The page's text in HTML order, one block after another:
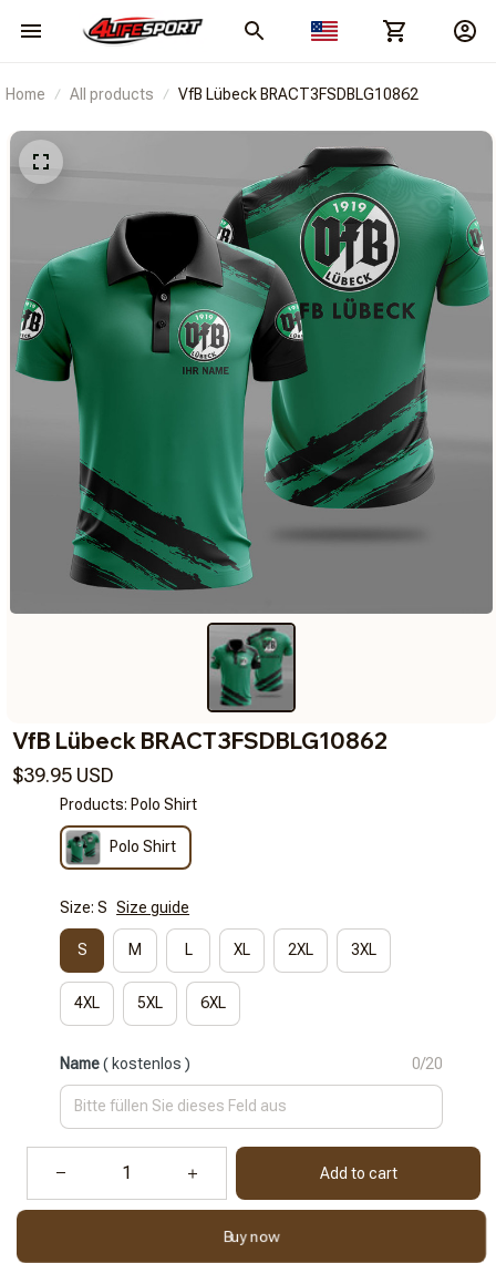
Home All products VfB Lübeck BRACT3FSDBLG10862
VfB Lübeck BRACT3FSDBLG10862
$39.95 USD
Products: Polo Shirt
Polo Shirt
Size: S Size guide
S M L XL 2XL 3XL
4XL 5XL 6XL
Name( kostenlos ) 0/20
Add to cart
Buy now